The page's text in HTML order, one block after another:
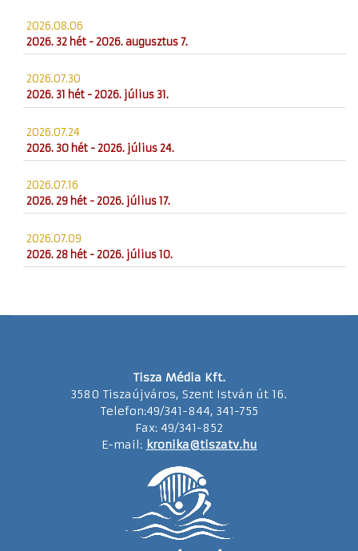
2026.08.06
2026. 32 hét - 2026. augusztus 7.
2026.07.30
2026. 31 hét - 2026. július 31.
2026.07.24
2026. 30 hét - 2026. július 24.
2026.07.16
2026. 29 hét - 2026. július 17.
2026.07.09
2026. 28 hét - 2026. július 10.
Tisza Média Kft.
3580 Tiszaújváros, Szent István út 16.
Telefon:49/341-844, 341-755
Fax: 49/341-852
E-mail: kronika@tiszatv.hu